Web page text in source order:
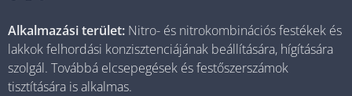
Alkalmazási terület: Nitro- és nitrokombinációs festékek és
lakkok felhordási konzisztenciájának beállítására, hígítására
szolgál. Továbbá elcsepegések és festőszerszámok
tisztítására is alkalmas.